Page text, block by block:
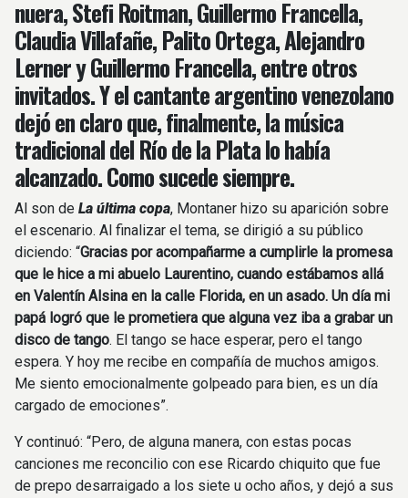
nuera,Stefi Roitman,Guillermo Francella,
Claudia Villafañe, Palito Ortega, Alejandro
LerneryGuillermo Francella, entre otros
invitados. Y el cantante argentino venezolano
dejó en claro que, finalmente, la música
tradicional del Río de la Plata lo había
alcanzado. Como sucede siempre.
Al son de La última copa, Montaner hizo su aparición sobre
el escenario. Al finalizar el tema, se dirigió a su público
diciendo: “Gracias por acompañarme a cumplirle la promesa
que le hice a mi abuelo Laurentino, cuando estábamos allá
en Valentín Alsina en la calle Florida, en un asado. Un día mi
papá logró que le prometiera que alguna vez iba a grabar un
disco de tango. El tango se hace esperar, pero el tango
espera. Y hoy me recibe en compañía de muchos amigos.
Me siento emocionalmente golpeado para bien, es un día
cargado de emociones”.
Y continuó: “Pero, de alguna manera, con estas pocas
canciones me reconcilio con ese Ricardo chiquito que fue
de prepo desarraigado a los siete u ocho años, y dejó a sus